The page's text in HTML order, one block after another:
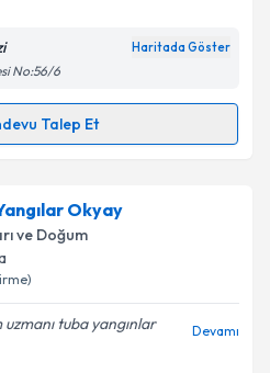
Haritada Göster
No:56/6
Talep Et
Talebi
için randevu takvimi talebi
randevu almanız için bir
e-posta ile bilgilendireceğiz.
Okyay
ve Doğum
uzmanı tuba yangınlar
Devamı